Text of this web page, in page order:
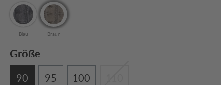
Blau Braun
Größe
90 95 100